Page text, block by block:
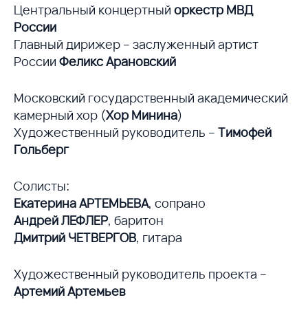
Центральный концертный оркестр МВД
России
Главный дирижер – заслуженный артист
России Феликс Арановский
Московский государственный академический
камерный хор (Хор Минина)
Художественный руководитель – Тимофей
Гольберг
Солисты:
Екатерина АРТЕМЬЕВА, сопрано
Андрей ЛЕФЛЕР, баритон
Дмитрий ЧЕТВЕРГОВ, гитара
Художественный руководитель проекта –
Артемий Артемьев